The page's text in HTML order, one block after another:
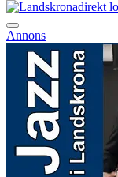
Annons